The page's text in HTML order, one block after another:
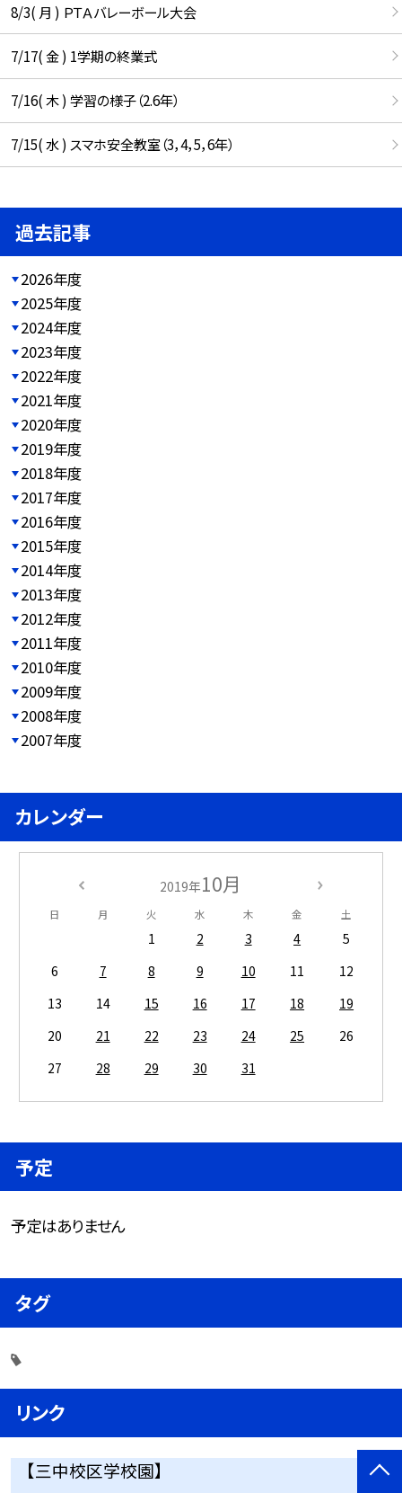
8/3( 月 ) ＰＴＡバレーボール大会
7/17( 金 ) 1学期の終業式
7/16( 木 ) 学習の様子（2.6年）
7/15( 水 ) スマホ安全教室（3，4，5，6年）
過去記事
2026年度
2025年度
2024年度
2023年度
2022年度
2021年度
2020年度
2019年度
2018年度
2017年度
2016年度
2015年度
2014年度
2013年度
2012年度
2011年度
2010年度
2009年度
2008年度
2007年度
カレンダー
2019年10月
日 月 火 水 木 金 土
1 2 3 4
5
6
7 8 9 10 11
12
13
14 15 16 17 18
19
20
21 22 23 24 25
26
27
28 29 30 31
予定
予定はありません
タグ
リンク
【三中校区学校園】